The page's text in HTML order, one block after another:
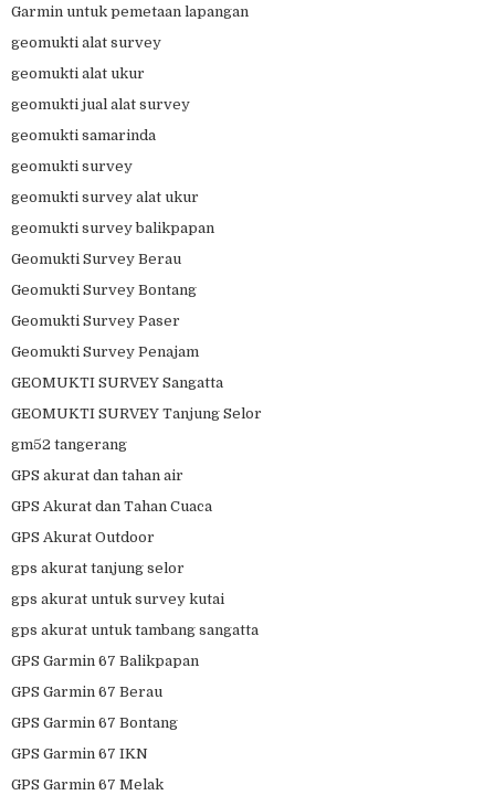
Garmin untuk pemetaan lapangan
geomukti alat survey
geomukti alat ukur
geomukti jual alat survey
geomukti samarinda
geomukti survey
geomukti survey alat ukur
geomukti survey balikpapan
Geomukti Survey Berau
Geomukti Survey Bontang
Geomukti Survey Paser
Geomukti Survey Penajam
GEOMUKTI SURVEY Sangatta
GEOMUKTI SURVEY Tanjung Selor
gm52 tangerang
GPS akurat dan tahan air
GPS Akurat dan Tahan Cuaca
GPS Akurat Outdoor
gps akurat tanjung selor
gps akurat untuk survey kutai
gps akurat untuk tambang sangatta
GPS Garmin 67 Balikpapan
GPS Garmin 67 Berau
GPS Garmin 67 Bontang
GPS Garmin 67 IKN
GPS Garmin 67 Melak